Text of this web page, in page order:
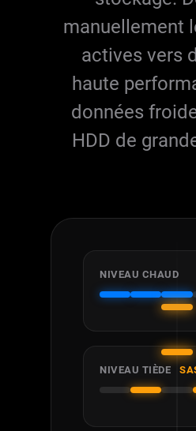
manuellement
actives vers
haute
données
HDD de
NIVEAU CHAUD
NIVEAU TIÈDE